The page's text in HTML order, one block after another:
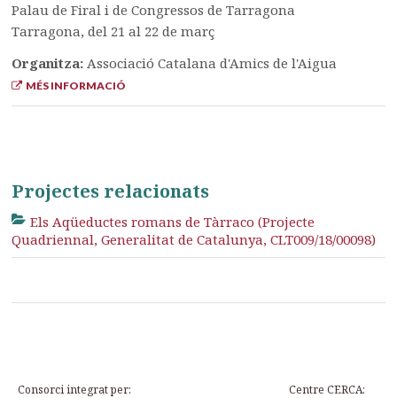
Palau de Firal i de Congressos de Tarragona
Tarragona, del 21 al 22 de març
Organitza:Associació Catalana d'Amics de l'Aigua
MÉS INFORMACIÓ
Projectes relacionats
Els Aqüeductes romans de Tàrraco (Projecte
Quadriennal, Generalitat de Catalunya, CLT009/18/00098)
Consorci integrat per: Centre CERCA: